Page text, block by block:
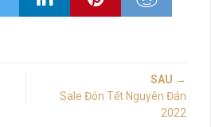
SAU →
Sale Đón Tết Nguyên Đán
2022